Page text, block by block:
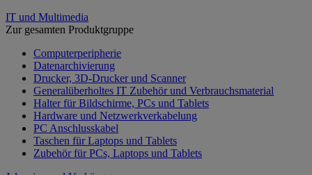
IT und Multimedia
Zur gesamten Produktgruppe
Computerperipherie
Datenarchivierung
Drucker, 3D-Drucker und Scanner
Generalüberholtes IT Zubehör und Verbrauchsmaterial
Halter für Bildschirme, PCs und Tablets
Hardware und Netzwerkverkabelung
PC Anschlusskabel
Taschen für Laptops und Tablets
Zubehör für PCs, Laptops und Tablets